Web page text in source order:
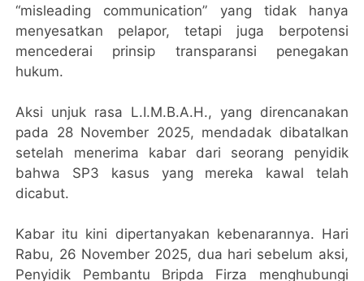
“misleading communication” yang tidak hanya
menyesatkan pelapor, tetapi juga berpotensi
mencederai prinsip transparansi penegakan
hukum.
Aksi unjuk rasa L.I.M.B.A.H., yang direncanakan
pada 28 November 2025, mendadak dibatalkan
setelah menerima kabar dari seorang penyidik
bahwa SP3 kasus yang mereka kawal telah
dicabut.
Kabar itu kini dipertanyakan kebenarannya. Hari
Rabu, 26 November 2025, dua hari sebelum aksi,
Penyidik Pembantu Bripda Firza menghubungi